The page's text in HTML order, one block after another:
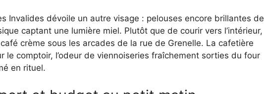
Invalides dévoile un autre visage : pelouses encore brillantes de
captant une lumière miel. Plutôt que de courir vers l’intérieur,
crème sous les arcades de la rue de Grenelle. La cafetière
le comptoir, l’odeur de viennoiseries fraîchement sorties du four
en rituel.